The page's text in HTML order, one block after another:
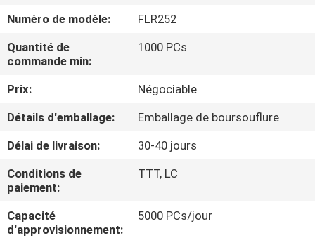
À
PROPOS
DE
NOUS
VISITE
DE
L'USINE
CONTRÔLE
Numéro de modèle:
FLR252
Quantité de
commande min:
1000 PCs
Prix:
Négociable
Détails d'emballage:
Emballage de boursouflure
Délai de livraison:
30-40 jours
Conditions de
paiement:
TTT, LC
Capacité
d'approvisionnement:
5000 PCs/jour